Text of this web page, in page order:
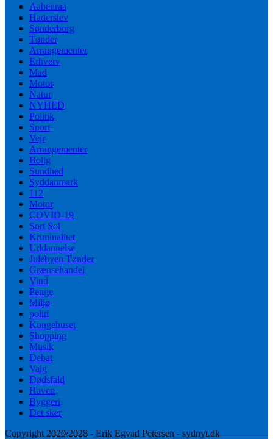
Aabenraa
Haderslev
Sønderborg
Tønder
Arrangementer
Erhverv
Mad
Motor
Natur
NYHED
Politik
Sport
Vejr
Arrangementer
Bolig
Sundhed
Syddanmark
112
Motor
COVID-19
Sort Sol
Kriminalitet
Uddannelse
Julebyen Tønder
Grænsehandel
Vind
Penge
Miljø
politi
Kongehuset
Shopping
Musik
Debat
Valg
Dødsfald
Haven
Byggeri
Det sker
Copyright 2020/2028 - Erik Egvad Petersen - sydnyt.dk